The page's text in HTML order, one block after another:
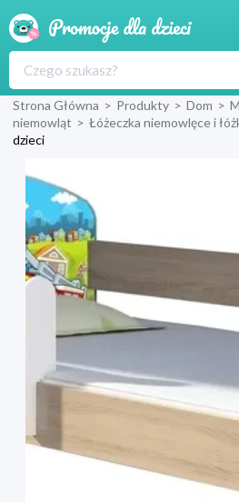
Produkty
Strona Główna > Produkty > Dom >
niemowląt > Łóżeczka niemowlęce i
dzieci